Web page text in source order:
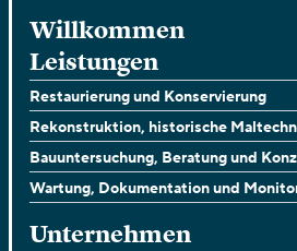
Willkommen
Leistungen
Restaurierung und Konservierung
Rekonstruktion, historische
Bauuntersuchung, Beratung und
Wartung, Dokumentation und
Unternehmen